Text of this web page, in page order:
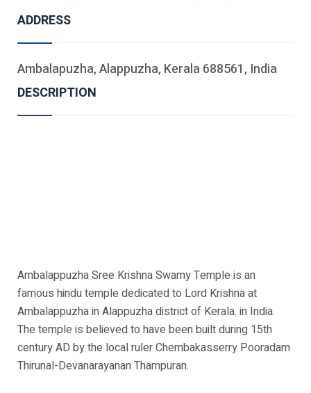
ADDRESS
Ambalapuzha, Alappuzha, Kerala 688561, India
DESCRIPTION
Ambalappuzha Sree Krishna Swamy Temple is an
famous hindu temple dedicated to Lord Krishna at
Ambalappuzha in Alappuzha district of Kerala. in India.
The temple is believed to have been built during 15th
century AD by the local ruler Chembakasserry Pooradam
Thirunal-Devanarayanan Thampuran.